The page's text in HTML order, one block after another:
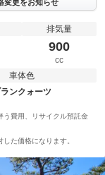
変更をお知らせ
排気量
900
cc
車体色
ンクォーツ
う費用、リサイクル預託金
た価格になります。